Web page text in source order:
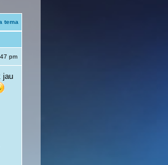
tema
pm
jau